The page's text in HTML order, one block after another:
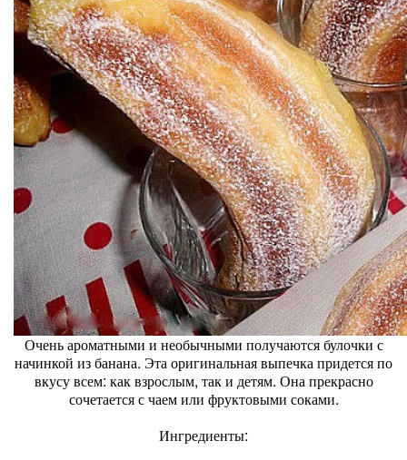
Очень ароматными и необычными получаются булочки с
начинкой из банана. Эта оригинальная выпечка придется по
вкусу всем: как взрослым, так и детям. Она прекрасно
сочетается с чаем или фруктовыми соками.
Ингредиенты: